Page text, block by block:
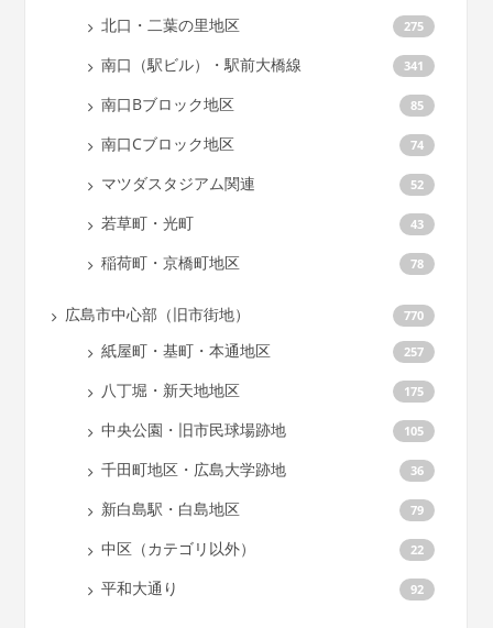
北口・二葉の里地区 275
南口（駅ビル）・駅前大橋線 341
南口Bブロック地区 85
南口Cブロック地区 74
マツダスタジアム関連 52
若草町・光町 43
稲荷町・京橋町地区 78
広島市中心部（旧市街地） 770
紙屋町・基町・本通地区 257
八丁堀・新天地地区 175
中央公園・旧市民球場跡地 105
千田町地区・広島大学跡地 36
新白島駅・白島地区 79
中区（カテゴリ以外） 22
平和大通り 92